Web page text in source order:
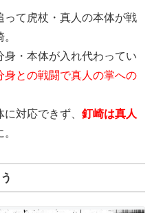
って虎杖・真人の本体が戦
・本体が入れ代わってい
身との戦闘で真人の掌への
対応できず、 釘崎は真人